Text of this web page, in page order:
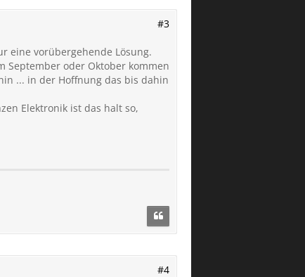
#3
eine vorübergehende Lösung.
September oder Oktober kommen
... in der Hoffnung das bis dahin
Elektronik ist das halt so,
#4